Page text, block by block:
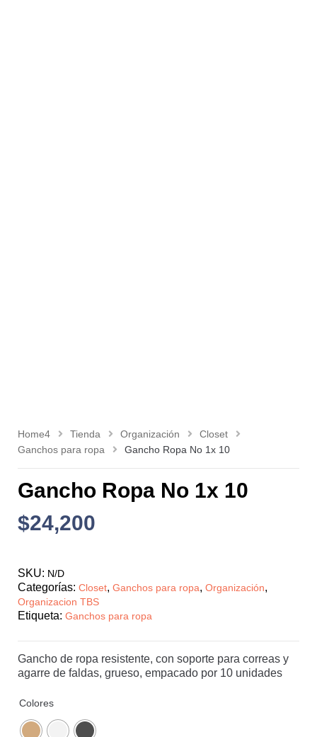
Home4 Tienda Organización
Closet
Ganchos para ropa
Gancho Ropa No 1x 10
Gancho Ropa No 1x 10
$24,200
SKU: N/D
Categorías: Closet, Ganchos para ropa, Organización,
Organizacion TBS
Etiqueta: Ganchos para ropa
Gancho de ropa resistente, con soporte para correas y
agarre de faldas, grueso, empacado por 10 unidades
Colores